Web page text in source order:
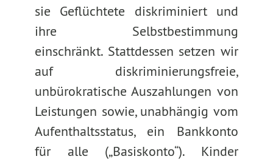
sie Geflüchtete diskriminiert und
ihre Selbstbestimmung
einschränkt. Stattdessen setzen wir
auf diskriminierungsfreie,
unbürokratische Auszahlungen von
Leistungen sowie, unabhängig vom
Aufenthaltsstatus, ein Bankkonto
für alle („Basiskonto“). Kinder